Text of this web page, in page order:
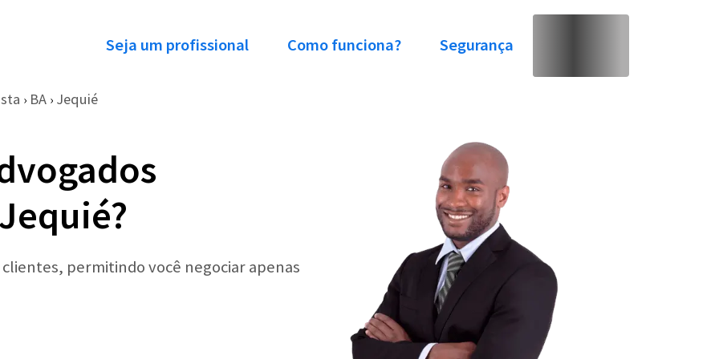
Seja um profissional Como funciona? Segurança
› BA › Jequié
permitindo você negociar apenas